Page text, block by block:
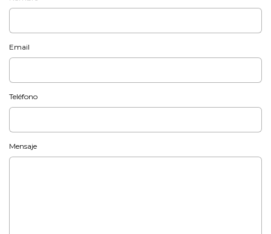
Email
Teléfono
Mensaje